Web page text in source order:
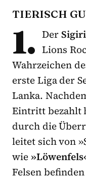
TIERISCH
1. Der
Lions
Wahrzeichen
erste Liga der
Lanka.
Eintritt bezahlt
durch die
leitet sich von
wie
Felsen